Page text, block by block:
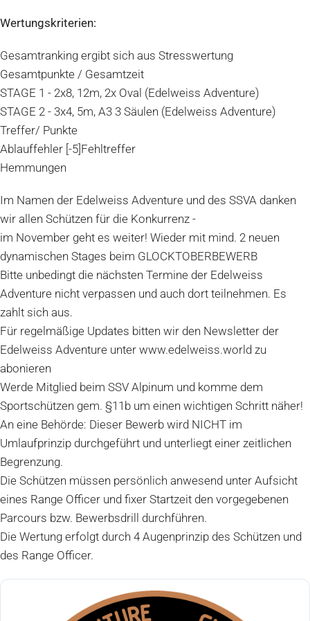
Wertungskriterien:
Gesamtranking ergibt sich aus Stresswertung
Gesamtpunkte / Gesamtzeit
STAGE 1 - 2x8, 12m, 2x Oval (Edelweiss Adventure)
STAGE 2 - 3x4, 5m, A3 3 Säulen (Edelweiss Adventure)
Treffer/ Punkte
Ablauffehler [-5]Fehltreffer
Hemmungen
Im Namen der Edelweiss Adventure und des SSVA danken
wir allen Schützen für die Konkurrenz -
im November geht es weiter! Wieder mit mind. 2 neuen
dynamischen Stages beim GLOCKTOBERBEWERB
Bitte unbedingt die nächsten Termine der Edelweiss
Adventure nicht verpassen und auch dort teilnehmen. Es
zahlt sich aus.
Für regelmäßige Updates bitten wir den Newsletter der
Edelweiss Adventure unter www.edelweiss.world zu
abonieren
Werde Mitglied beim SSV Alpinum und komme dem
Sportschützen gem. §11b um einen wichtigen Schritt näher!
An eine Behörde: Dieser Bewerb wird NICHT im
Umlaufprinzip durchgeführt und unterliegt einer zeitlichen
Begrenzung.
Die Schützen müssen persönlich anwesend unter Aufsicht
eines Range Officer und fixer Startzeit den vorgegebenen
Parcours bzw. Bewerbsdrill durchführen.
Die Wertung erfolgt durch 4 Augenprinzip des Schützen und
des Range Officer.